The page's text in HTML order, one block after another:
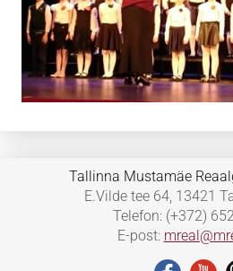
Tallinna Mustamäe
E.Vilde tee 64, 13421
Telefon: (+372)
E-post: